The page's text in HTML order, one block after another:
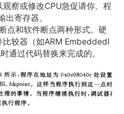
察或修改CPU急促请你、程
寄存器。
点和软件断点两种形式。硬
较器（如ARM EmbeddedI
通过代码替换来完成的。